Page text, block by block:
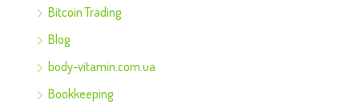
Bitcoin Trading
Blog
body-vitamin.com.ua
Bookkeeping